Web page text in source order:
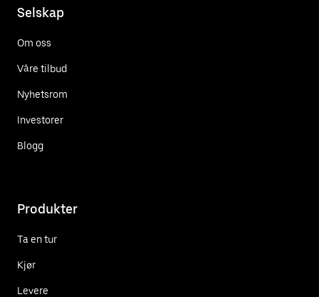
Selskap
Om oss
Våre tilbud
Nyhetsrom
Investorer
Blogg
Produkter
Ta en tur
Kjør
Levere